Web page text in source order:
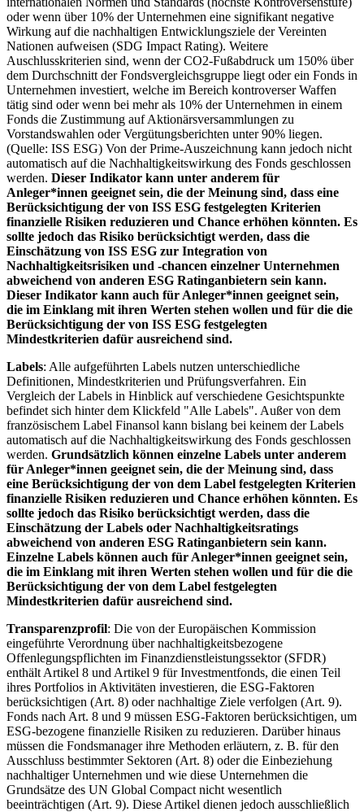
oder wenn über 10% der Unternehmen eine signifikant negative
Wirkung auf die nachhaltigen Entwicklungsziele der Vereinten
Nationen aufweisen (SDG Impact Rating). Weitere
Auschlusskriterien sind, wenn der CO2-Fußabdruck um 150% über
dem Durchschnitt der Fondsvergleichsgruppe liegt oder ein Fonds in
Unternehmen investiert, welche im Bereich kontroverser Waffen
tätig sind oder wenn bei mehr als 10% der Unternehmen in einem
Fonds die Zustimmung auf Aktionärsversammlungen zu
Vorstandswahlen oder Vergütungsberichten unter 90% liegen.
(Quelle: ISS ESG) Von der Prime-Auszeichnung kann jedoch nicht
automatisch auf die Nachhaltigkeitswirkung des Fonds geschlossen
werden. Dieser Indikator kann unter anderem für
Anleger*innen geeignet sein, die der Meinung sind, dass eine
Berücksichtigung der von ISS ESG festgelegten Kriterien
finanzielle Risiken reduzieren und Chance erhöhen könnten. Es
sollte jedoch das Risiko berücksichtigt werden, dass die
Einschätzung von ISS ESG zur Integration von
Nachhaltigkeitsrisiken und -chancen einzelner Unternehmen
abweichend von anderen ESG Ratinganbietern sein kann.
Dieser Indikator kann auch für Anleger*innen geeignet sein,
die im Einklang mit ihren Werten stehen wollen und für die die
Berücksichtigung der von ISS ESG festgelegten
Mindestkriterien dafür ausreichend sind.
Labels: Alle aufgeführten Labels nutzen unterschiedliche
Definitionen, Mindestkriterien und Prüfungsverfahren. Ein
Vergleich der Labels in Hinblick auf verschiedene Gesichtspunkte
befindet sich hinter dem Klickfeld "Alle Labels". Außer von dem
französischem Label Finansol kann bislang bei keinem der Labels
automatisch auf die Nachhaltigkeitswirkung des Fonds geschlossen
werden. Grundsätzlich können einzelne Labels unter anderem
für Anleger*innen geeignet sein, die der Meinung sind, dass
eine Berücksichtigung der von dem Label festgelegten Kriterien
finanzielle Risiken reduzieren und Chance erhöhen könnten. Es
sollte jedoch das Risiko berücksichtigt werden, dass die
Einschätzung der Labels oder Nachhaltigkeitsratings
abweichend von anderen ESG Ratinganbietern sein kann.
Einzelne Labels können auch für Anleger*innen geeignet sein,
die im Einklang mit ihren Werten stehen wollen und für die die
Berücksichtigung der von dem Label festgelegten
Mindestkriterien dafür ausreichend sind.
Transparenzprofil: Die von der Europäischen Kommission
eingeführte Verordnung über nachhaltigkeitsbezogene
Offenlegungspflichten im Finanzdienstleistungssektor (SFDR)
enthält Artikel 8 und Artikel 9 für Investmentfonds, die einen Teil
ihres Portfolios in Aktivitäten investieren, die ESG-Faktoren
berücksichtigen (Art. 8) oder nachhaltige Ziele verfolgen (Art. 9).
Fonds nach Art. 8 und 9 müssen ESG-Faktoren berücksichtigen, um
ESG-bezogene finanzielle Risiken zu reduzieren. Darüber hinaus
müssen die Fondsmanager ihre Methoden erläutern, z. B. für den
Ausschluss bestimmter Sektoren (Art. 8) oder die Einbeziehung
nachhaltiger Unternehmen und wie diese Unternehmen die
Grundsätze des UN Global Compact nicht wesentlich
beeinträchtigen (Art. 9). Diese Artikel dienen jedoch ausschließlich